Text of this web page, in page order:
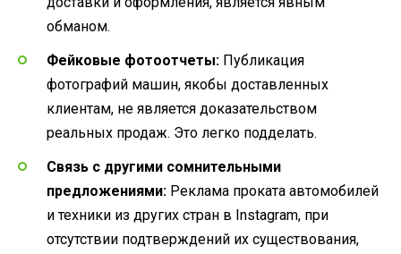
обманом.
Фейковые фотоотчеты: Публикация
фотографий машин, якобы доставленных
клиентам, не является доказательством
реальных продаж. Это легко подделать.
Связь с другими сомнительными
предложениями: Реклама проката автомобилей
и техники из других стран в Instagram, при
отсутствии подтверждений их существования,